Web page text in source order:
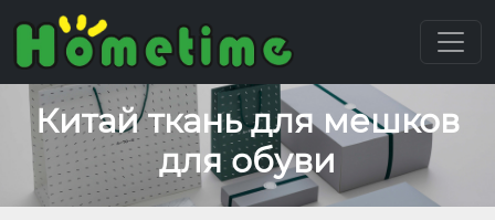
Китай ткань для мешков
для обуви